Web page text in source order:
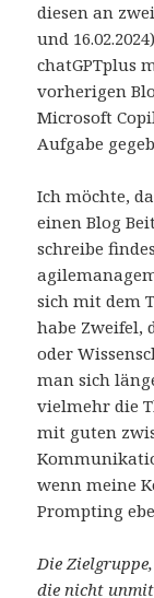
diesen an
und
chatGPTplus
vorherigen
Microsoft
Aufgabe
Ich möchte,
einen Blog
schreibe
sich mit dem
habe Zweifel,
oder
man sich
vielmehr die
mit guten
wenn meine
Prompting
Die
die nicht